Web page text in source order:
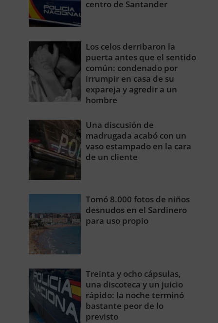
centro de Santander
Los celos derribaron la
puerta antes que el sentido
común: condenado por
irrumpir en casa de su
expareja y agredir a un
hombre
Una discusión de
madrugada acabó con un
vaso estampado en la cara
de un cliente
Tomó 8.000 fotos de niños
desnudos en el Sardinero
para uso propio
Treinta y ocho cápsulas,
una discoteca y un juicio
rápido: la noche terminó
bastante peor de lo
previsto